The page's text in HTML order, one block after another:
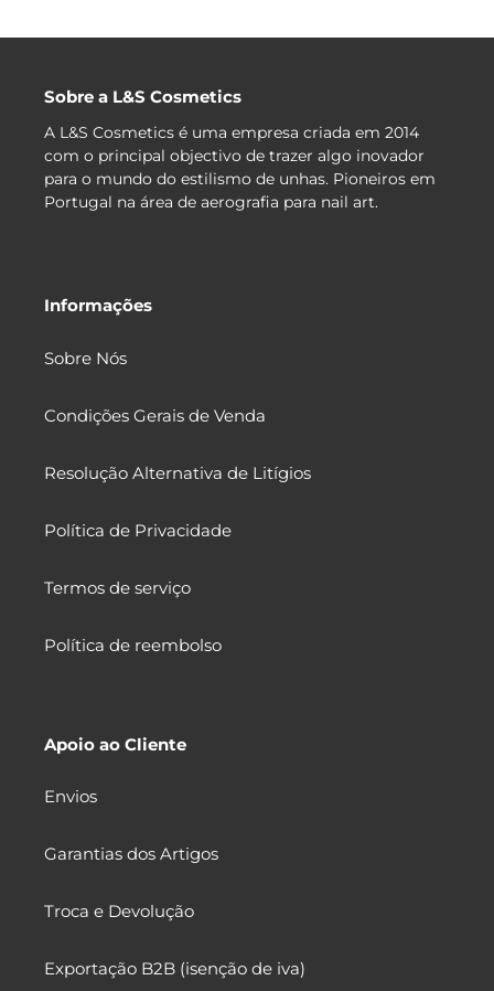
Sobre a L&S Cosmetics
A L&S Cosmetics é uma empresa criada em 2014
com o principal objectivo de trazer algo inovador
para o mundo do estilismo de unhas. Pioneiros em
Portugal na área de aerografia para nail art.
Informações
Sobre Nós
Condições Gerais de Venda
Resolução Alternativa de Litígios
Política de Privacidade
Termos de serviço
Política de reembolso
Apoio ao Cliente
Envios
Garantias dos Artigos
Troca e Devolução
Exportação B2B (isenção de iva)